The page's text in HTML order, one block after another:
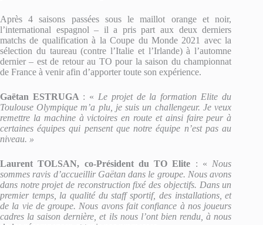
Après 4 saisons passées sous le maillot orange et noir,
l’international espagnol – il a pris part aux deux derniers
matchs de qualification à la Coupe du Monde 2021 avec la
sélection du taureau (contre l’Italie et l’Irlande) à l’automne
dernier – est de retour au TO pour la saison du championnat
de France à venir afin d’apporter toute son expérience.
Gaëtan ESTRUGA : « Le projet de la formation Elite du
Toulouse Olympique m’a plu, je suis un challengeur. Je veux
remettre la machine à victoires en route et ainsi faire peur à
certaines équipes qui pensent que notre équipe n’est pas au
niveau. »
Laurent TOLSAN, co-Président du TO Elite : « Nous
sommes ravis d’accueillir Gaëtan dans le groupe. Nous avons
dans notre projet de reconstruction fixé des objectifs. Dans un
premier temps, la qualité du staff sportif, des installations, et
de la vie de groupe. Nous avons fait confiance à nos joueurs
cadres la saison dernière, et ils nous l’ont bien rendu, à nous